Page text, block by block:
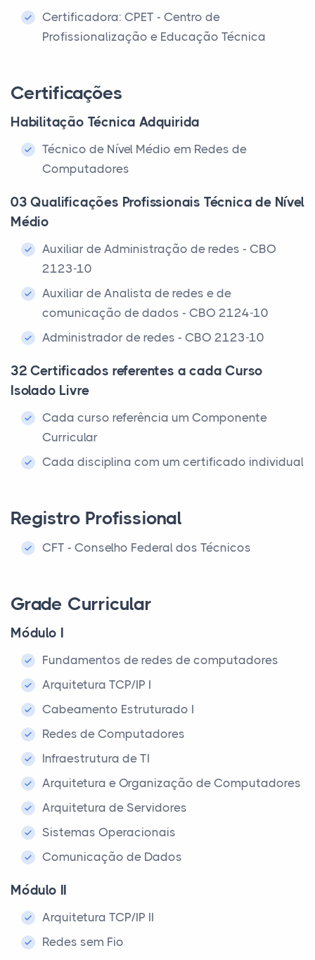
Certificadora: CPET - Centro de
Profissionalização e Educação Técnica
Certificações
Habilitação Técnica Adquirida
Técnico de Nível Médio em Redes de
Computadores
03 Qualificações Profissionais Técnica de Nível
Médio
Auxiliar de Administração de redes - CBO
2123-10
Auxiliar de Analista de redes e de
comunicação de dados - CBO 2124-10
Administrador de redes - CBO 2123-10
32 Certificados referentes a cada Curso
Isolado Livre
Cada curso referência um Componente
Curricular
Cada disciplina com um certificado individual
Registro Profissional
CFT - Conselho Federal dos Técnicos
Grade Curricular
Módulo I
Fundamentos de redes de computadores
Arquitetura TCP/IP I
Cabeamento Estruturado I
Redes de Computadores
Infraestrutura de TI
Arquitetura e Organização de Computadores
Arquitetura de Servidores
Sistemas Operacionais
Comunicação de Dados
Módulo II
Arquitetura TCP/IP II
Redes sem Fio